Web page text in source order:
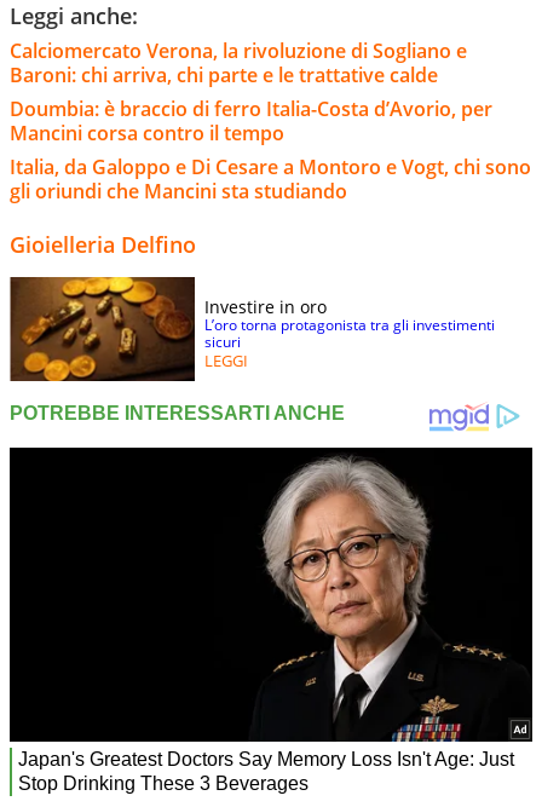
Leggi anche:
Calciomercato Verona, la rivoluzione di Sogliano e
Baroni: chi arriva, chi parte e le trattative calde
Doumbia: è braccio di ferro Italia-Costa d’Avorio, per
Mancini corsa contro il tempo
Italia, da Galoppo e Di Cesare a Montoro e Vogt, chi sono
gli oriundi che Mancini sta studiando
Gioielleria Delfino
Investire in oro
L’oro torna protagonista tra gli investimenti
sicuri
LEGGI